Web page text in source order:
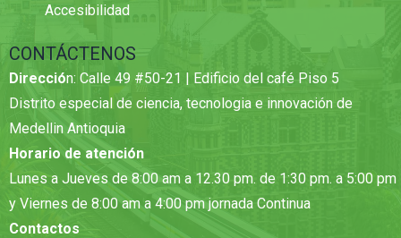
Accesibilidad
CONTÁCTENOS
Dirección: Calle 49 #50-21 | Edificio del café Piso 5
Distrito especial de ciencia, tecnologia e innovación de
Medellin Antioquia
Horario de atención
Lunes a Jueves de 8:00 am a 12.30 pm. de 1:30 pm. a 5:00 pm
y Viernes de 8:00 am a 4:00 pm jornada Continua
Contactos